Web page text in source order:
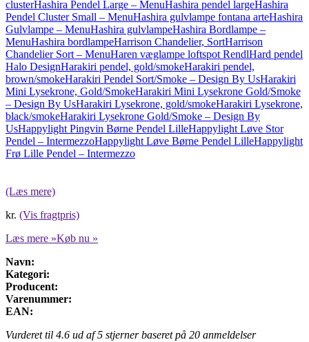
clusterHashira Pendel Large – MenuHashira pendel largeHashira
Pendel Cluster Small – MenuHashira gulvlampe fontana arteHashira
Gulvlampe – MenuHashira gulvlampeHashira Bordlampe –
MenuHashira bordlampeHarrison Chandelier, SortHarrison
Chandelier Sort – MenuHaren væglampe loftspot RendlHard pendel
Halo DesignHarakiri pendel, gold/smokeHarakiri pendel,
brown/smokeHarakiri Pendel Sort/Smoke – Design By UsHarakiri
Mini Lysekrone, Gold/SmokeHarakiri Mini Lysekrone Gold/Smoke
– Design By UsHarakiri Lysekrone, gold/smokeHarakiri Lysekrone,
black/smokeHarakiri Lysekrone Gold/Smoke – Design By
UsHappylight Pingvin Børne Pendel LilleHappylight Løve Stor
Pendel – IntermezzoHappylight Løve Børne Pendel LilleHappylight
Frø Lille Pendel – Intermezzo
(Læs mere)
kr. (Vis fragtpris)
Læs mere »Køb nu »
Navn:
Kategori:
Producent:
Varenummer:
EAN:
Vurderet til 4.6 ud af 5 stjerner baseret på 20 anmeldelser